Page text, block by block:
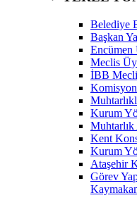
Belediye
Başkan
Encümen
Meclis
İBB
Kurum
Muhtarlık
Kent
Kurum
Ataşehir
Görev